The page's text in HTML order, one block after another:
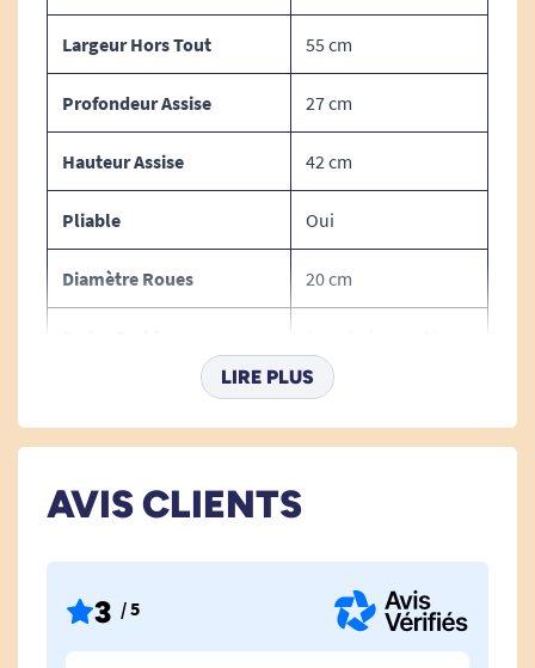
Largeur Hors Tout 55 cm
Profondeur Assise 27 cm
Hauteur Assise 42 cm
Pliable Oui
Diamètre Roues 20 cm
Nombre De Roues 4
Profondeur Hors Tout 88 cm
Avec Assise
Composition Aluminium
LIRE PLUS
AVIS CLIENTS
3 / 5